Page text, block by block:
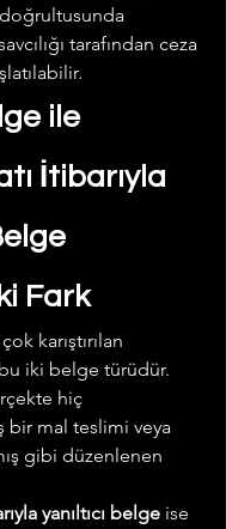
tarafından ceza
ile
İtibarıyla
Fark
karıştırılan
iki belge türüdür.
hiç
bir mal teslimi veya
gibi düzenlenen
yanıltıcı belge ise